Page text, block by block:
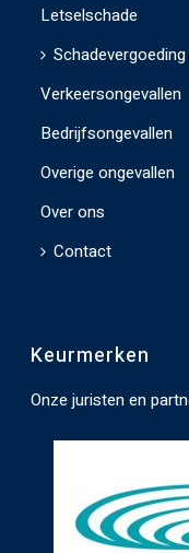
l
e
e
t
e
l
n
Letselschade
Schadevergoeding
Verkeersongevallen
Bedrijfsongevallen
Overige ongevallen
Over ons
Contact
Keurmerken
Onze juristen en